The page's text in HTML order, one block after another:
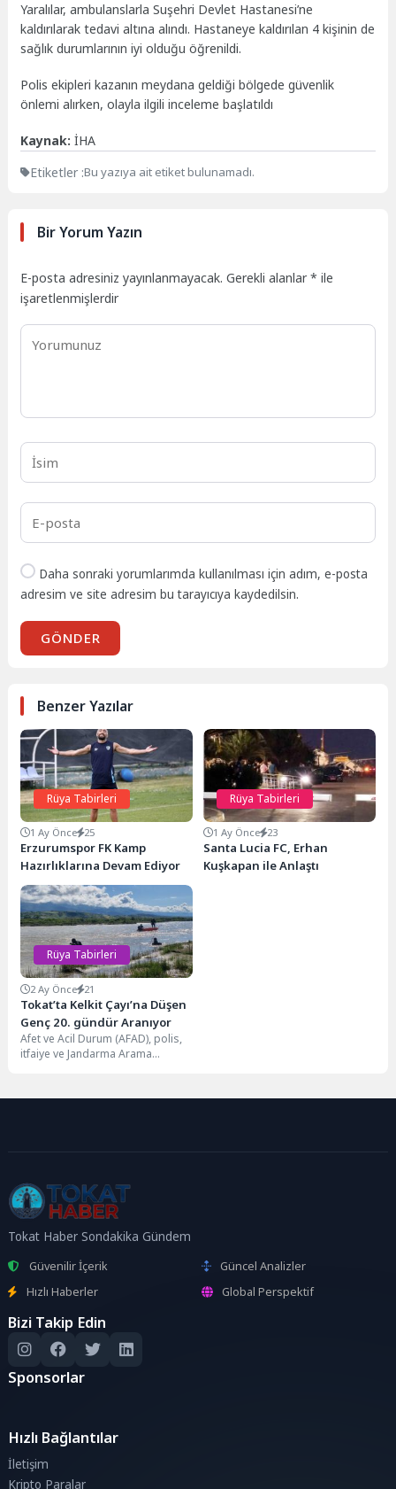
Yaralılar, ambulanslarla Suşehri Devlet Hastanesi’ne
kaldırılarak tedavi altına alındı. Hastaneye kaldırılan 4 kişinin de
sağlık durumlarının iyi olduğu öğrenildi.
Polis ekipleri kazanın meydana geldiği bölgede güvenlik
önlemi alırken, olayla ilgili inceleme başlatıldı
Kaynak:İHA
Etiketler :Bu yazıya ait etiket bulunamadı.
Bir Yorum Yazın
E-posta adresiniz yayınlanmayacak. Gerekli alanlar* ile
işaretlenmişlerdir
Daha sonraki yorumlarımda kullanılması için adım, e-posta
adresim ve site adresim bu tarayıcıya kaydedilsin.
GÖNDER
Benzer Yazılar
Rüya Tabirleri
1 Ay Önce 25
Erzurumspor FK Kamp
Hazırlıklarına Devam Ediyor
Rüya Tabirleri
1 Ay Önce 23
Santa Lucia FC, Erhan
Kuşkapan ile Anlaştı
Rüya Tabirleri
2 Ay Önce 21
Tokat’ta Kelkit Çayı’na Düşen
Genç 20. gündür Aranıyor
Afet ve Acil Durum (AFAD), polis,
itfaiye ve Jandarma Arama
Tokat Haber Sondakika Gündem
Güvenilir İçerik
Güncel Analizler
Hızlı Haberler
Global Perspektif
Bizi Takip Edin
Sponsorlar
Hızlı Bağlantılar
İletişim
Kripto Paralar